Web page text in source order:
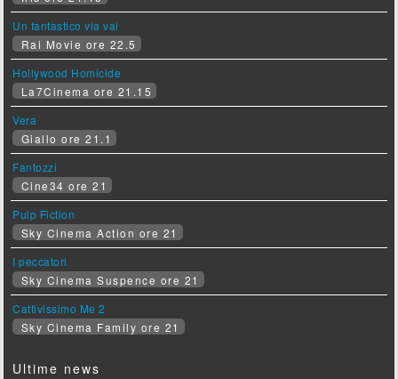
Un fantastico via vai
Rai Movie ore 22.5
Hollywood Homicide
La7Cinema ore 21.15
Vera
Giallo ore 21.1
Fantozzi
Cine34 ore 21
Pulp Fiction
Sky Cinema Action ore 21
I peccatori
Sky Cinema Suspence ore 21
Cattivissimo Me 2
Sky Cinema Family ore 21
Ultime news